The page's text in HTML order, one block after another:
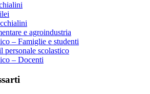
e agroindustria
– Famiglie e studenti
scolastico
– Docenti